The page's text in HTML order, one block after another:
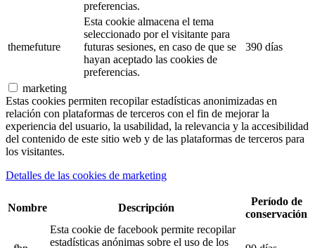
preferencias.
themefuture
Esta cookie almacena el tema
seleccionado por el visitante para
futuras sesiones, en caso de que se
hayan aceptado las cookies de
preferencias.
390 días
marketing
Estas cookies permiten recopilar estadísticas anonimizadas en
relación con plataformas de terceros con el fin de mejorar la
experiencia del usuario, la usabilidad, la relevancia y la accesibilidad
del contenido de este sitio web y de las plataformas de terceros para
los visitantes.
Detalles de las cookies de marketing
Nombre Descripción
Período de
conservación
Esta cookie de facebook permite recopilar
estadísticas anónimas sobre el uso de los